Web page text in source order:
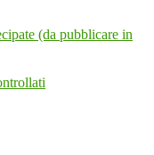
(da pubblicare in